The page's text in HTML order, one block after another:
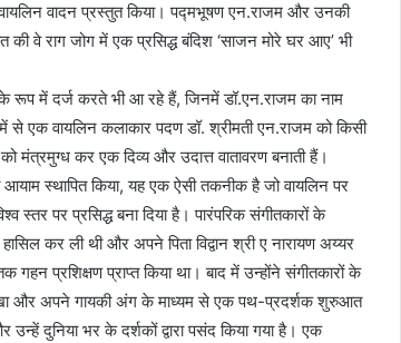
वादन प्रस्तुत किया। पद्मभूषण एन.राजम और उनकी
वे राग जोग में एक प्रसिद्ध बंदिश ‘साजन मोरे घर आए’ भी
के रूप में दर्ज करते भी आ रहे हैं, जिनमें डॉ.एन.राजम का नाम
एक वायलिन कलाकार पदण डॉ. श्रीमती एन.राजम को किसी
मंत्रमुग्ध कर एक दिव्य और उदात्त वातावरण बनाती हैं।
स्थापित किया, यह एक ऐसी तकनीक है जो वायलिन पर
पर प्रसिद्ध बना दिया है। पारंपरिक संगीतकारों के
कर ली थी और अपने पिता विद्वान श्री ए नारायण अय्यर
प्रशिक्षण प्राप्त किया था। बाद में उन्होंने संगीतकारों के
और अपने गायकी अंग के माध्यम से एक पथ-प्रदर्शक शुरुआत
उन्हें दुनिया भर के दर्शकों द्वारा पसंद किया गया है। एक